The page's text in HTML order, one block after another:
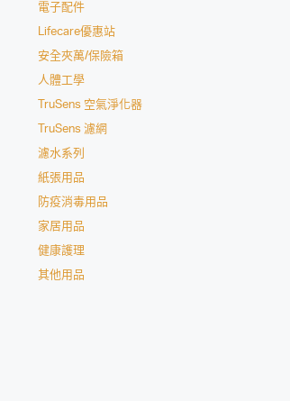
電子配件
Lifecare優惠站
安全夾萬/保險箱
人體工學
TruSens 空氣淨化器
TruSens 濾網
濾水系列
紙張用品
防疫消毒用品
家居用品
健康護理
其他用品